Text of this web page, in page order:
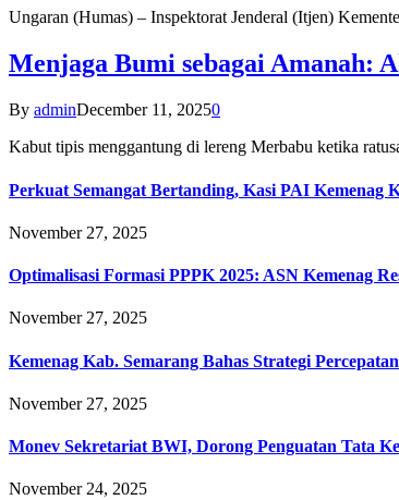
Ungaran (Humas) – Inspektorat Jenderal (Itjen)
Menjaga Bumi sebagai Amanah:
By adminDecember 11, 20250
Kabut tipis menggantung di lereng Merbabu ketika
Perkuat Semangat Bertanding, Kasi PAI Kemenag
November 27, 2025
Optimalisasi Formasi PPPK 2025: ASN Kemenag
November 27, 2025
Kemenag Kab. Semarang Bahas Strategi
November 27, 2025
Monev Sekretariat BWI, Dorong Penguatan Tata
November 24, 2025